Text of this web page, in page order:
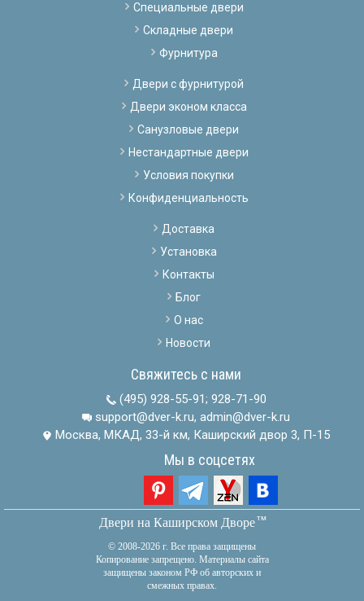
Специальные двери
Складные двери
Фурнитура
Двери с фурнитурой
Двери эконом класса
Санузловые двери
Нестандартные двери
Условия покупки
Конфиденциальность
Доставка
Установка
Контакты
Блог
О нас
Новости
Свяжитесь с нами
(495) 928-55-91; 928-71-90
support@dver-k.ru, admin@dver-k.ru
Москва, МКАД, 33-й км, Каширский двор 3, П-15
Мы в соцсетях
Двери на Каширском Дворетм
© 2008-2026 г. Все права защищены
Копирование запрещено. Материалы сайта
защищены законом РФ об авторских и
смежных правах.